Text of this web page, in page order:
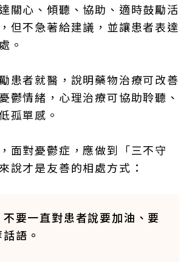
關心、傾聽、協助、適時鼓勵活
但不急著給建議，並讓患者表達
。
患者就醫，說明藥物治療可改善
鬱情緒，心理治療可協助聆聽、
孤單感。
面對憂鬱症，應做到「三不守
說才是友善的相處方式：
不要一直對患者說要加油、要
語。